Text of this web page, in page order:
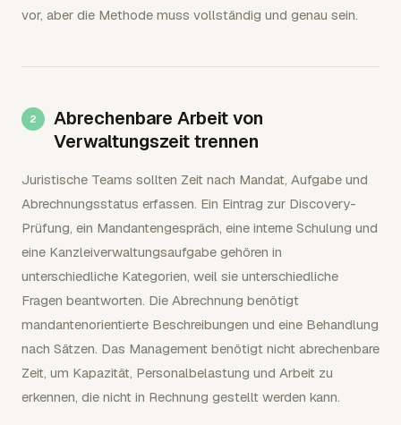
vor, aber die Methode muss vollständig und genau sein.
Abrechenbare Arbeit von
Verwaltungszeit trennen
Juristische Teams sollten Zeit nach Mandat, Aufgabe und
Abrechnungsstatus erfassen. Ein Eintrag zur Discovery-
Prüfung, ein Mandantengespräch, eine interne Schulung und
eine Kanzleiverwaltungsaufgabe gehören in
unterschiedliche Kategorien, weil sie unterschiedliche
Fragen beantworten. Die Abrechnung benötigt
mandantenorientierte Beschreibungen und eine Behandlung
nach Sätzen. Das Management benötigt nicht abrechenbare
Zeit, um Kapazität, Personalbelastung und Arbeit zu
erkennen, die nicht in Rechnung gestellt werden kann.